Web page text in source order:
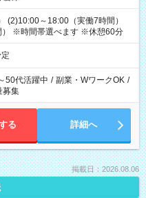
(2)10:00～18:00（実働7時間）
） ※時間帯選べます ※休憩60分
50代活躍中 / 副業・WワークOK /
募集
る 詳細へ
掲載日：2026.08.06